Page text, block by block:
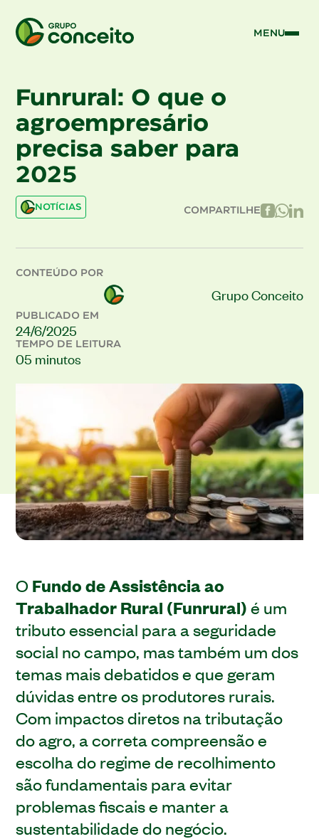
MENU
Funrural: O que o
agroempresário
precisa saber para
2025
NOTÍCIAS COMPARTILHE
CONTEÚDO POR
Grupo Conceito
PUBLICADO EM
24/6/2025
TEMPO DE LEITURA
05 minutos
O Fundo de Assistência ao
Trabalhador Rural (Funrural)é um
tributo essencial para a seguridade
social no campo, mas também um dos
temas mais debatidos e que geram
dúvidas entre os produtores rurais.
Com impactos diretos na tributação
do agro, a correta compreensão e
escolha do regime de recolhimento
são fundamentais para evitar
problemas fiscais e manter a
sustentabilidade do negócio.